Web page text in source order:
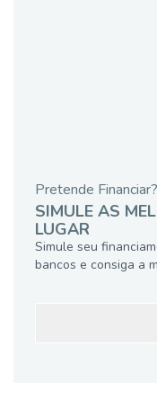
Pretende Financiar?
SIMULE AS
LUGAR
Simule seu
bancos e consiga a